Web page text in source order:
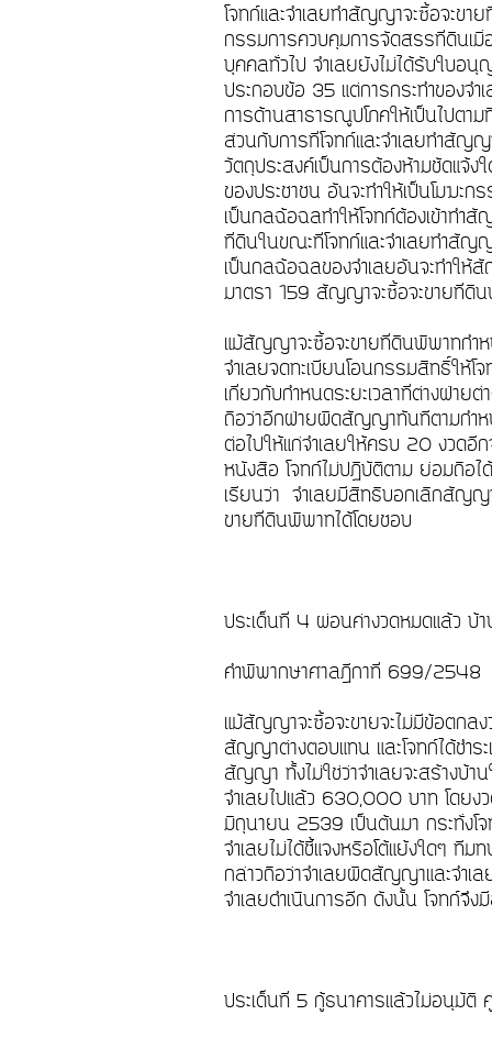
โจทก์และจำเลยทำสัญญาจะซื้อจะ
กรรมการควบคุมการจัดสรรที่ดินเ
บุคคลทั่วไป จำเลยยังไม่ได้รับใบ
ประกอบข้อ 35 แต่การกระทำของจำ
การด้านสาธารณูปโภคให้เป็นไปตา
ส่วนกับการที่โจทก์และจำเลยทำสัญ
วัตถุประสงค์เป็นการต้องห้ามชัดแ
ของประชาชน อันจะทำให้เป็นโมฆะ
เป็นกลฉ้อฉลทำให้โจทก์ต้องเข้าทำ
ที่ดินในขณะที่โจทก์และจำเลยทำสัญ
เป็นกลฉ้อฉลของจำเลยอันจะทำใ
มาตรา 159 สัญญาจะซื้อจะขายที่ดิน
แม้สัญญาจะซื้อจะขายที่ดินพิพาทกำห
จำเลยจดทะเบียนโอนกรรมสิทธิ์ใ
เกี่ยวกับกำหนดระยะเวลาที่ต่างฝ่า
ถือว่าอีกฝ่ายผิดสัญญาทันทีตามกำหนด
ต่อไปให้แก่จำเลยให้ครบ 20 งวดอี
หนังสือ โจทก์ไม่ปฏิบัติตาม ย่อมถือ
เรียนว่า จำเลยมีสิทธิบอกเลิกสัญญา
ขายที่ดินพิพาทได้โดยชอบ
ประเด็นที่ 4 ผ่อนค่างวดหมดแล้ว
คำพิพากษาศาลฎีกาที่ 699/2548
แม้สัญญาจะซื้อจะขายจะไม่มีข้อตกลง
สัญญาต่างตอบแทน และโจทก์ได้ชำร
สัญญา ทั้งไม่ใช่ว่าจำเลยจะสร้างบ้าน
จำเลยไปแล้ว 630,000 บาท โดย
มิถุนายน 2539 เป็นต้นมา กระทั่งโ
จำเลยไม่ได้ชี้แจงหรือโต้แย้งใดๆ ที
กล่าวถือว่าจำเลยผิดสัญญาและจำเล
จำเลยดำเนินการอีก ดังนั้น โจทก์
ประเด็นที่ 5 กู้ธนาคารแล้วไม่อนุมั